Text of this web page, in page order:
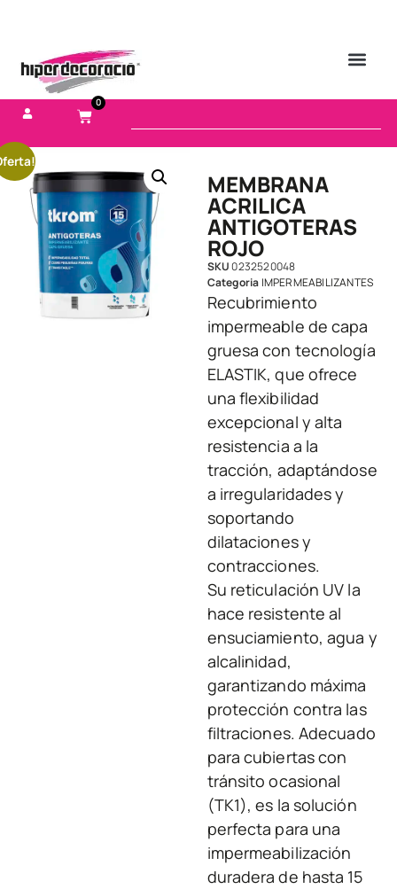
0
MEMBRANA
ACRILICA
ANTIGOTERAS
ROJO
SKU0232520048
Categoria IMPERMEABILIZANTES
Recubrimiento
impermeable de capa
gruesa con tecnología
ELASTIK, que ofrece
una flexibilidad
excepcional y alta
resistencia a la
tracción, adaptándose
a irregularidades y
soportando
dilataciones y
contracciones.
Su reticulación UV la
hace resistente al
ensuciamiento, agua y
alcalinidad,
garantizando máxima
protección contra las
filtraciones. Adecuado
para cubiertas con
tránsito ocasional
(TK1), es la solución
perfecta para una
impermeabilización
duradera de hasta 15